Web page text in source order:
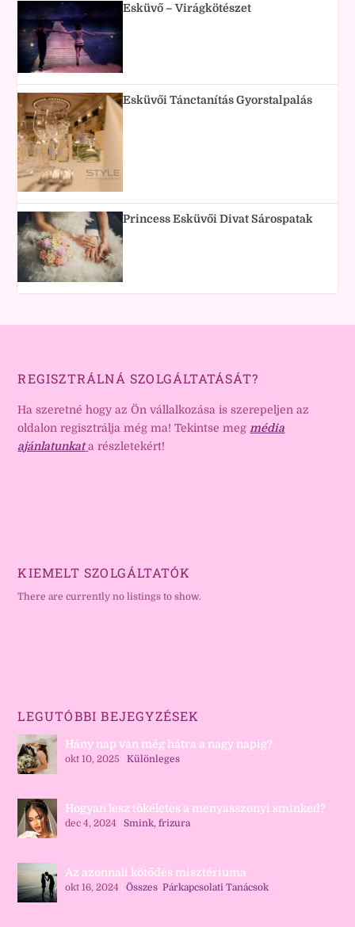
Esküvő – Virágkötészet
Esküvői Tánctanítás Gyorstalpalás
Princess Esküvői Divat Sárospatak
REGISZTRÁLNÁ SZOLGÁLTATÁSÁT?
Ha szeretné hogy az Ön vállalkozása is szerepeljen az
oldalon regisztrálja még ma! Tekintse meg média
ajánlatunkat a részletekért!
KIEMELT SZOLGÁLTATÓK
There are currently no listings to show.
LEGUTÓBBI BEJEGYZÉSEK
Hány nap van még hátra a nagy napig?
okt 10, 2025 |Különleges
Hogyan lesz tökéletes a menyasszonyi sminked?
dec 4, 2024 |Smink, frizura
Az azonnali kötődés misztériuma
okt 16, 2024 |Összes,Párkapcsolati Tanácsok